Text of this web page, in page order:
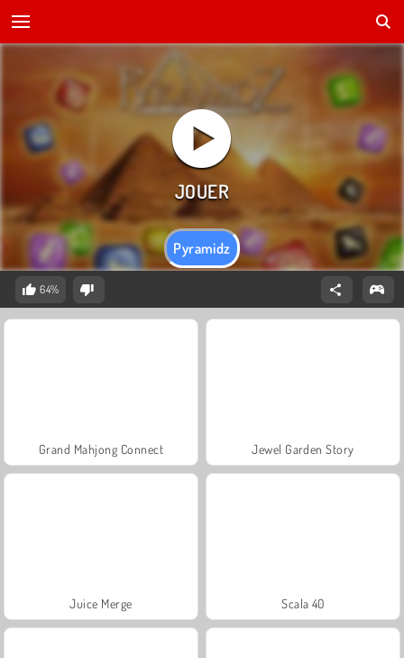
Pyramidz
64%
Grand Mahjong Connect Jewel Garden Story
Juice Merge Scala 40